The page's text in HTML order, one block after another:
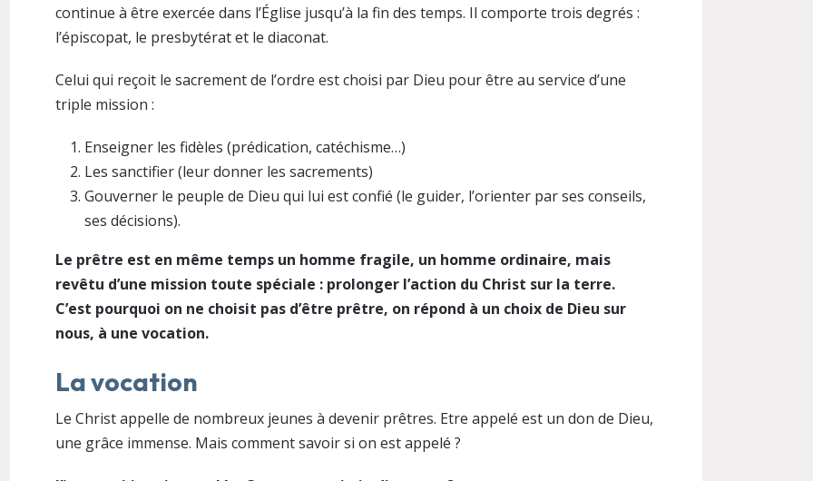
continue à être exercée dans l’Église jusqu’à la fin des temps. Il comporte trois degrés :
l’épiscopat, le presbytérat et le diaconat.
Celui qui reçoit le sacrement de l’ordre est choisi par Dieu pour être au service d’une
triple mission :
Enseigner les fidèles (prédication, catéchisme…)
Les sanctifier (leur donner les sacrements)
Gouverner le peuple de Dieu qui lui est confié (le guider, l’orienter par ses conseils,
ses décisions).
Le prêtre est en même temps un homme fragile, un homme ordinaire, mais
revêtu d’une mission toute spéciale : prolonger l’action du Christ sur la terre.
C’est pourquoi on ne choisit pas d’être prêtre, on répond à un choix de Dieu sur
nous, à une vocation.
La vocation
Le Christ appelle de nombreux jeunes à devenir prêtres. Etre appelé est un don de Dieu,
une grâce immense. Mais comment savoir si on est appelé ?